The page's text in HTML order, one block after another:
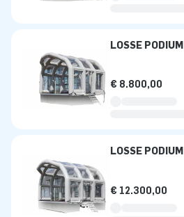
LOSSE
€ 8.800,00
LOSSE
€ 12.300,00